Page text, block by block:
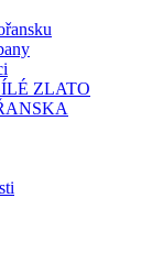
ZLATO